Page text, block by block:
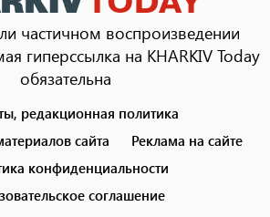
частичном воспроизведении
гиперссылка на KHARKIV Today
обязательна
редакционная политика
сайта
Реклама на сайте
конфиденциальности
соглашение